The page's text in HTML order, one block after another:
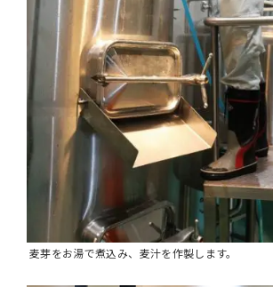
麦芽をお湯で煮込み、麦汁を作製します。